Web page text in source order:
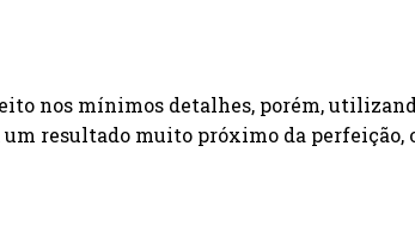
nos mínimos detalhes, porém,
resultado muito próximo da perfeição,